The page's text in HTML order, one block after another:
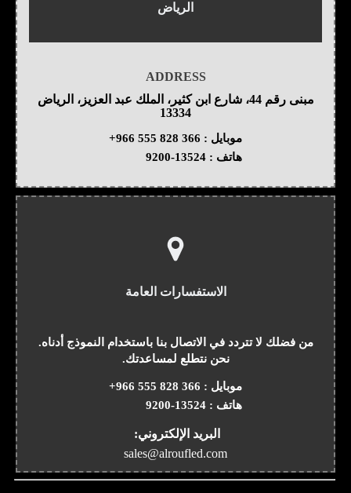
الرياض
ADDRESS
مبنى رقم 44، شارع ابن كثير، الملك عبد العزيز، الرياض
13334
موبايل : +966 555 828 366
هاتف : 9200-13524
الاستفسارات العامة
من فضلك لا تتردد في الاتصال بنا باستخدام النموذج أدناه.
نحن نتطلع لمساعدتك.
موبايل : +966 555 828 366
هاتف : 9200-13524
البريد الإلكتروني:
sales@alroufled.com